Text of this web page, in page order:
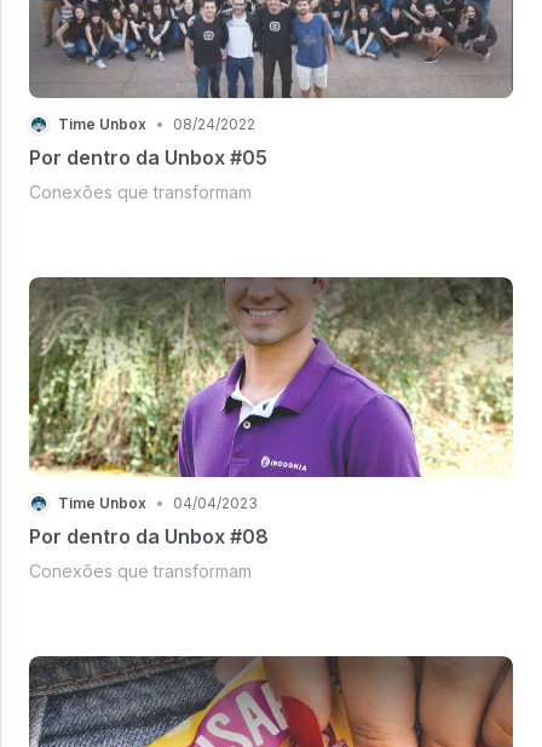
Time Unbox • 08/24/2022
Por dentro da Unbox #05
Conexões que transformam
Time Unbox • 04/04/2023
Por dentro da Unbox #08
Conexões que transformam